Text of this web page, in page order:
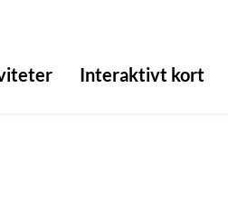
Interaktivt kort